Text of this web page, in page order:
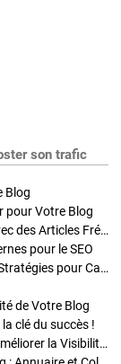
son trafic
Blog
pour Votre Blog
Stratégies de Publication : Boostez Votre Blog avec des Articles Fréquents et Exclusifs
pour le SEO
Enrichir Vos Articles avec des Contenus Riches : Stratégies pour Captiver et Optimiser
de Votre Blog
clé du succès !
Optimisation SEO des Articles : Stratégies pour Améliorer la Visibilité de Votre Blog